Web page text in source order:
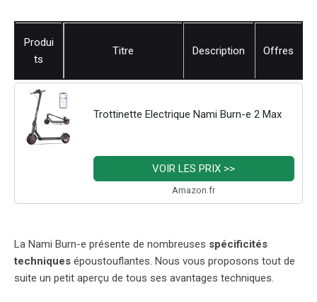
Produi
ts
Titre Description Offres
Trottinette Electrique Nami Burn-e 2 Max
VOIR LES PRIX >>
Amazon.fr
La Nami Burn-e présente de nombreuses spécificités
techniques époustouflantes. Nous vous proposons tout de
suite un petit aperçu de tous ses avantages techniques.